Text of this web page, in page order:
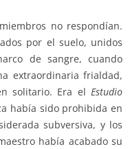
no respondían.
por el suelo, unidos
de sangre, cuando
extraordinaria frialdad,
solitario. Era el Estudio
había sido prohibida en
subversiva, y los
había acabado su